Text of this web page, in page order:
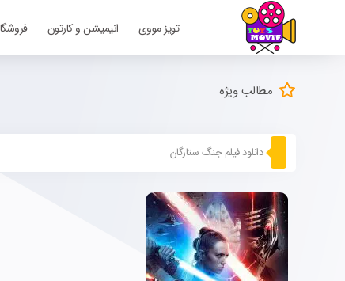
تویز مووی انیمیشن و کارتون
مطالب ویژه
دانلود فیلم جنگ ستارگان